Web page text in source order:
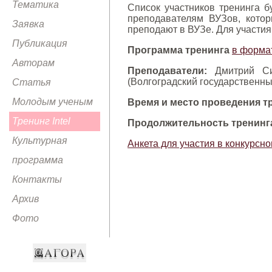
Тематика
Заявка
Публикация
Авторам
Статья
Молодым ученым
Тренинг Intel
Культурная
программа
Контакты
Архив
Фото
Список участников тренинга
преподавателям ВУЗов,
преподают в ВУЗе. Для
Программа тренинга в
Преподаватели: Дмитрий
(Волгоградский
Время и место проведения
Продолжительность
Анкета для участия в